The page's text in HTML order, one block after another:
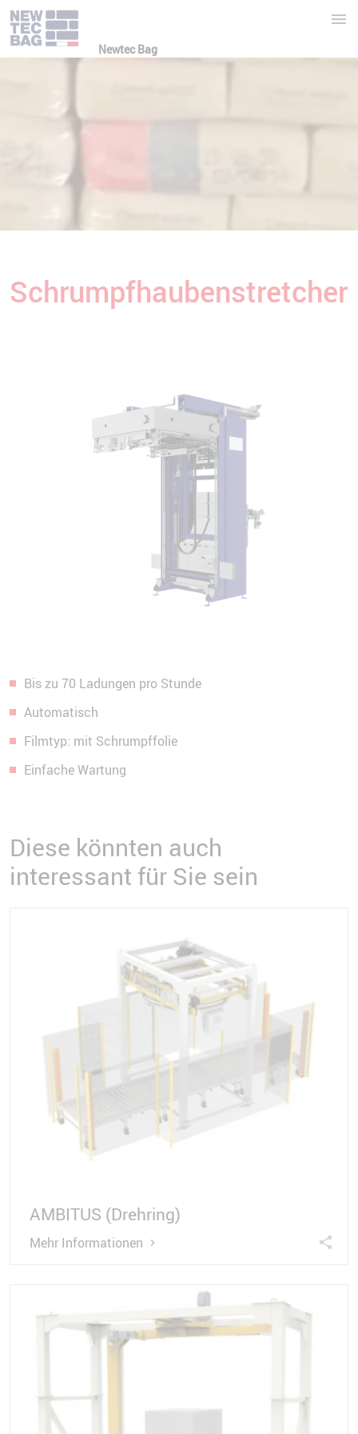
Newtec Bag
Schrumpfhaubenstretcher
Bis zu 70 Ladungen pro Stunde
Automatisch
Filmtyp: mit Schrumpffolie
Einfache Wartung
Diese könnten auch
interessant für Sie sein
AMBITUS (Drehring)
Mehr Informationen